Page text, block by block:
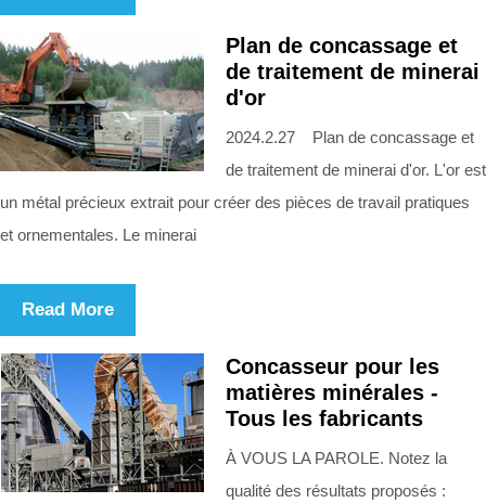
Plan de concassage et
de traitement de minerai
d'or
2024.2.27 Plan de concassage et
de traitement de minerai d'or. L'or est
un métal précieux extrait pour créer des pièces de travail pratiques
et ornementales. Le minerai
Read More
Concasseur pour les
matières minérales -
Tous les fabricants
À VOUS LA PAROLE. Notez la
qualité des résultats proposés :